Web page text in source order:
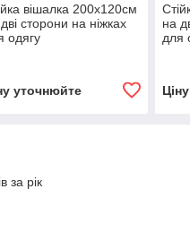
вішалка 200х120см
сторони на ніжках
одягу
уточнюйте
на
для
за рік